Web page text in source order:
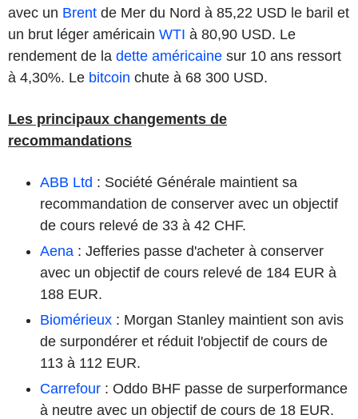
avec un Brent de Mer du Nord à 85,22 USD le baril et
un brut léger américain WTI à 80,90 USD. Le
rendement de la dette américaine sur 10 ans ressort
à 4,30%. Le bitcoin chute à 68 300 USD.
Les principaux changements de
recommandations
ABB Ltd : Société Générale maintient sa
recommandation de conserver avec un objectif
de cours relevé de 33 à 42 CHF.
Aena : Jefferies passe d'acheter à conserver
avec un objectif de cours relevé de 184 EUR à
188 EUR.
Biomérieux : Morgan Stanley maintient son avis
de surpondérer et réduit l'objectif de cours de
113 à 112 EUR.
Carrefour : Oddo BHF passe de surperformance
à neutre avec un objectif de cours de 18 EUR.